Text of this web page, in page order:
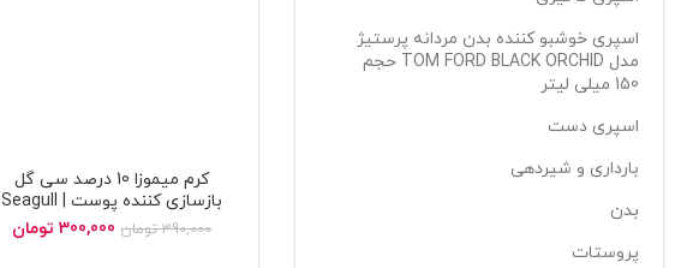
اسپری خوشبو کننده بدن مردانه پرستیژ
مدل TOM FORD BLACK ORCHID حجم
150 میلی لیتر
اسپری دست
بارداری و شیردهی
بدن
پروستات
کرم میموزا 10 درصد سی گل
بازسازی کننده پوست | Seagull
Mimosa 10% Healing Cream
390,000 تومان 300,000 تومان